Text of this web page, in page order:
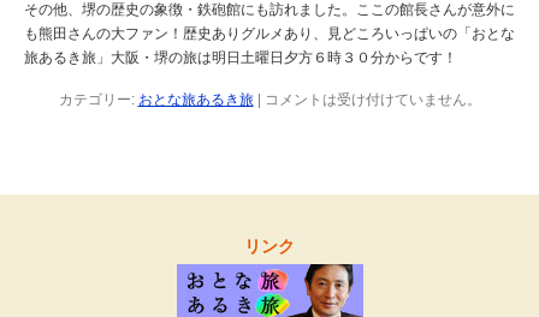
その他、堺の歴史の象徴・鉄砲館にも訪れました。ここの館長さんが意外に
も熊田さんの大ファン！歴史ありグルメあり、見どころいっぱいの「おとな
旅あるき旅」大阪・堺の旅は明日土曜日夕方６時３０分からです！
カテゴリー: おとな旅あるき旅| コメントは受け付けていません。
リンク